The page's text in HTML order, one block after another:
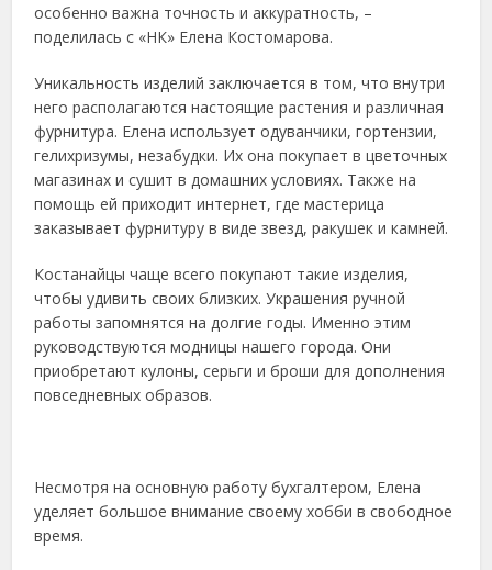
особенно важна точность и аккуратность, –
поделилась с «НК» Елена Костомарова.
Уникальность изделий заключается в том, что внутри
него располагаются настоящие растения и различная
фурнитура. Елена использует одуванчики, гортензии,
гелихризумы, незабудки. Их она покупает в цветочных
магазинах и сушит в домашних условиях. Также на
помощь ей приходит интернет, где мастерица
заказывает фурнитуру в виде звезд, ракушек и камней.
Костанайцы чаще всего покупают такие изделия,
чтобы удивить своих близких. Украшения ручной
работы запомнятся на долгие годы. Именно этим
руководствуются модницы нашего города. Они
приобретают кулоны, серьги и броши для дополнения
повседневных образов.
Несмотря на основную работу бухгалтером, Елена
уделяет большое внимание своему хобби в свободное
время.